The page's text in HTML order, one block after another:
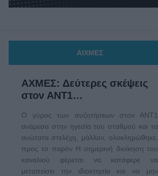
ΑΙΧΜΕΣ
ΑΧΜΕΣ: Δεύτερες σκέψεις
στον ΑΝΤ1…
Ο γύρος των συζητήσεων στον ΑΝΤ1
ανάμεσα στην ηγεσία του σταθμού και τα
ανώτατα στελέχη, μάλλον, ολοκληρώθηκε,
προς το παρόν Η σημερινή διοίκηση του
καναλιού φέρεται να κατάφερε να
μεταπείσει την ιδιοκτησία και να μην